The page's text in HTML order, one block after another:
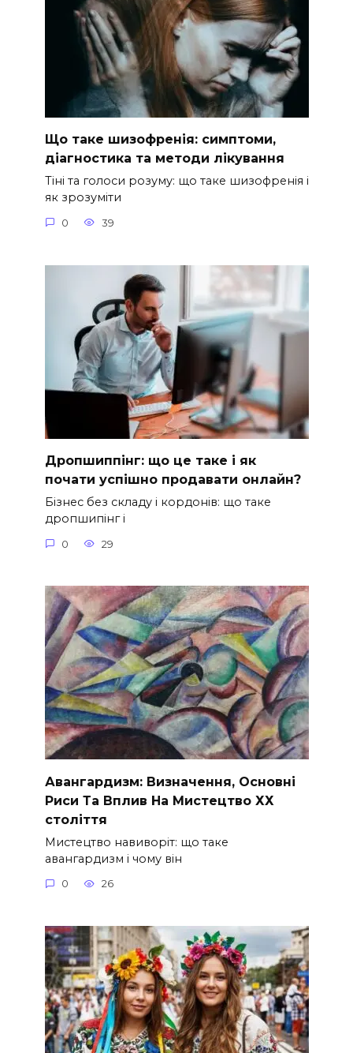
Що таке шизофренія: симптоми,
діагностика та методи лікування
Тіні та голоси розуму: що таке шизофренія і
як зрозуміти
0 39
Дропшиппінг: що це таке і як
почати успішно продавати онлайн?
Бізнес без складу і кордонів: що таке
дропшипінг і
0 29
Авангардизм: Визначення, Основні
Риси Та Вплив На Мистецтво ХХ
століття
Мистецтво навиворіт: що таке
авангардизм і чому він
0 26